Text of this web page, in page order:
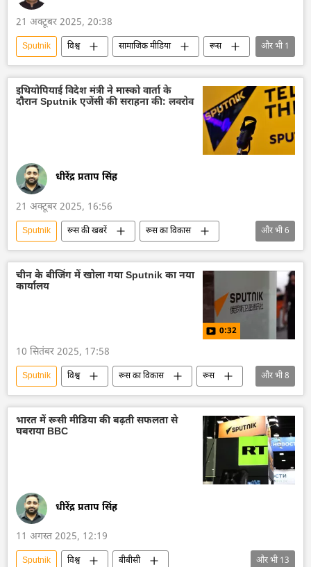
21 अक्टूबर 2025, 20:38
Sputnik विश्व सामाजिक मीडिया
रूस
रूस का विकास
और भी1
इथियोपियाई विदेश मंत्री ने मास्को वार्ता के
दौरान Sputnik एजेंसी की सराहना की: लवरोव
धीरेंद्र प्रताप सिंह
21 अक्टूबर 2025, 16:56
Sputnik रूस की खबरें
रूस का विकास
रूस
मास्को
सर्गे लवरोव
विदेश मंत्रालय
रूसी विदेश मंत्रालय
और भी6
चीन के बीजिंग में खोला गया Sputnik का नया
कार्यालय
0:32
10 सितंबर 2025, 17:58
Sputnik विश्व रूस का विकास
रूस
मास्को
चीन
बीजिंग
द्विपक्षीय रिश्ते
रूसी विदेश मंत्रालय
क्रेमलिन
और भी8
भारत में रूसी मीडिया की बढ़ती सफलता से
घबराया BBC
धीरेंद्र प्रताप सिंह
11 अगस्त 2025, 12:19
Sputnik विश्व
बीबीसी
और भी13